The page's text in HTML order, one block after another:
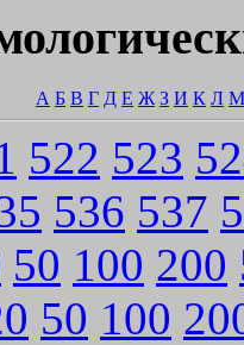
А Б В Г Д Е Ж З И К Л М
522 523
536 537
50 100 200
50 100